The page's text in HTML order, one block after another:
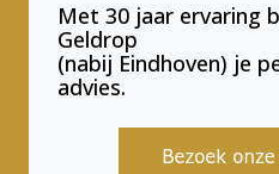
Met 30 jaar ervaring
Geldrop
(nabij Eindhoven) je
advies.